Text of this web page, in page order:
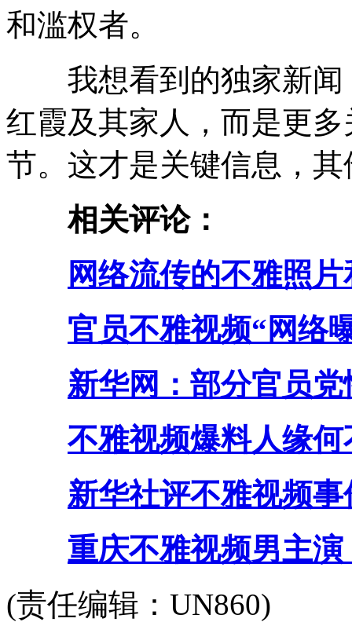
和滥权者。
我想看到的独家新闻
红霞及其家人，而是更
节。这才是关键信息，
相关评论：
网络流传的不雅照
官员不雅视频“网络
新华网：部分官员
不雅视频爆料人缘
新华社评不雅视频
重庆不雅视频男主
(责任编辑：UN860)